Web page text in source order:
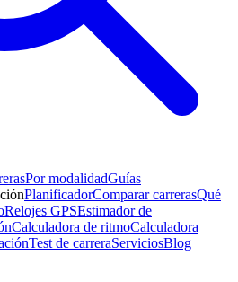
Por modalidadGuías
PlanificadorComparar carrerasQué
Relojes GPSEstimador de
Calculadora de ritmoCalculadora
Test de carreraServiciosBlog